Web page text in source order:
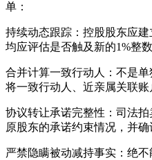
单：
持续动态跟踪：控股股东应
均应评估是否触及新的1%整
合并计算一致行动人：不是
将一致行动人、近亲属关联账
协议转让承诺完整性：司法
原股东的承诺约束情况，并
严禁隐瞒被动减持事实：绝